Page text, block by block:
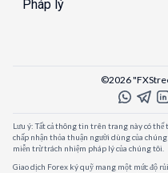
Pháp lý
©2026
Lưu ý: Tất cả thông tin trên trang này có
chấp nhận thỏa thuận người dùng của
miễn trừ trách nhiệm pháp lý của chúng tôi.
Giao dịch Forex ký quỹ mang một mức độ